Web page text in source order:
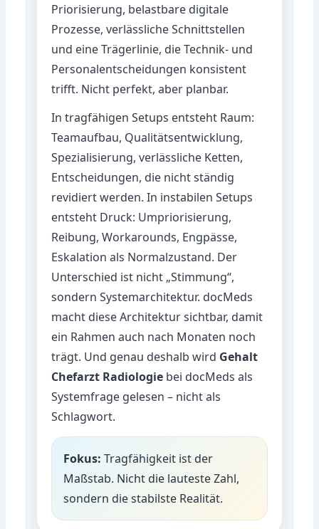
Priorisierung, belastbare digitale
Prozesse, verlässliche Schnittstellen
und eine Trägerlinie, die Technik- und
Personalentscheidungen konsistent
trifft. Nicht perfekt, aber planbar.
In tragfähigen Setups entsteht Raum:
Teamaufbau, Qualitätsentwicklung,
Spezialisierung, verlässliche Ketten,
Entscheidungen, die nicht ständig
revidiert werden. In instabilen Setups
entsteht Druck: Umpriorisierung,
Reibung, Workarounds, Engpässe,
Eskalation als Normalzustand. Der
Unterschied ist nicht „Stimmung“,
sondern Systemarchitektur. docMeds
macht diese Architektur sichtbar, damit
ein Rahmen auch nach Monaten noch
trägt. Und genau deshalb wird Gehalt
Chefarzt Radiologie bei docMeds als
Systemfrage gelesen – nicht als
Schlagwort.
Fokus: Tragfähigkeit ist der
Maßstab. Nicht die lauteste Zahl,
sondern die stabilste Realität.